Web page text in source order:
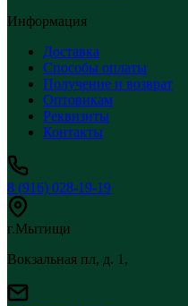
Информация
Доставка
Способы оплаты
Получение и возврат
Оптовикам
Реквизиты
Контакты
8 (916) 028-19-19
г.Мытищи
Вокзальная пл, д. 1,